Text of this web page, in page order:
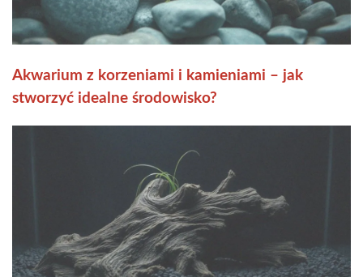
Akwarium z korzeniami i kamieniami – jak
stworzyć idealne środowisko?